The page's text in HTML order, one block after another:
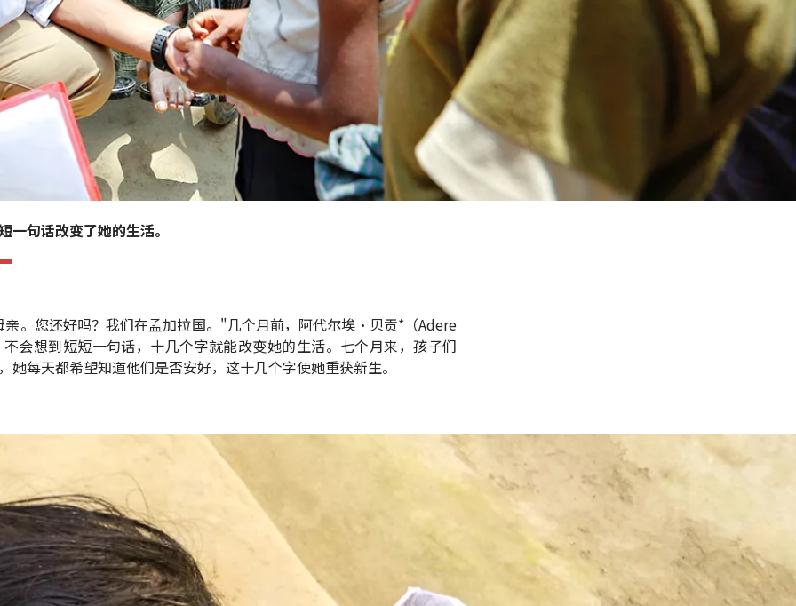
一句话改变了她的生活。
。您还好吗？我们在孟加拉国。"几个月前，阿代尔埃·贝贡*（Adere
会想到短短一句话，十几个字就能改变她的生活。七个月来，孩子们
她每天都希望知道他们是否安好，这十几个字使她重获新生。